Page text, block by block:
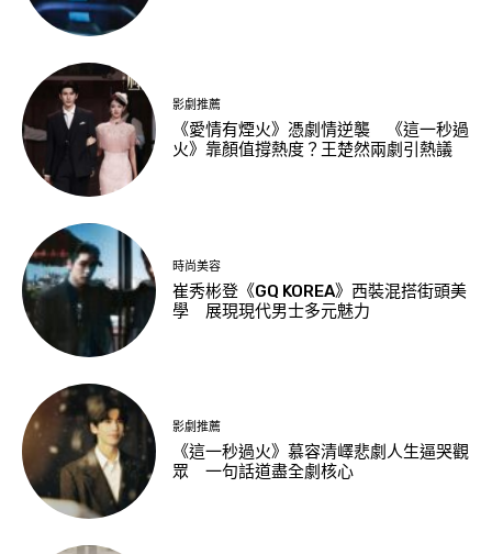
影劇推薦
《愛情有煙火》憑劇情逆襲 《這一秒過
火》靠顏值撐熱度？王楚然兩劇引熱議
時尚美容
崔秀彬登《GQ KOREA》西裝混搭街頭美
學 展現現代男士多元魅力
影劇推薦
《這一秒過火》慕容清嶧悲劇人生逼哭觀
眾 一句話道盡全劇核心